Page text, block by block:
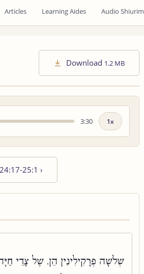
Articles Learning Aides Audio Shiurim
Download 1.2 MB
3:30
Playback
25:1 ›
שְׁלֹשָׁה פְרָקִילִינִין הֵן. שֶׁל צָדֵי